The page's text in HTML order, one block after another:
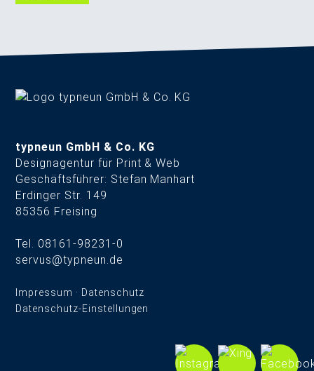
typneun GmbH & Co. KG
Designagentur für Print & Web
Geschäftsführer: Stefan Manhart
Erdinger Str. 149
85356 Freising
Tel. 08161-98231-0
servus@typneun.de
Impressum · Datenschutz
Datenschutz-Einstellungen